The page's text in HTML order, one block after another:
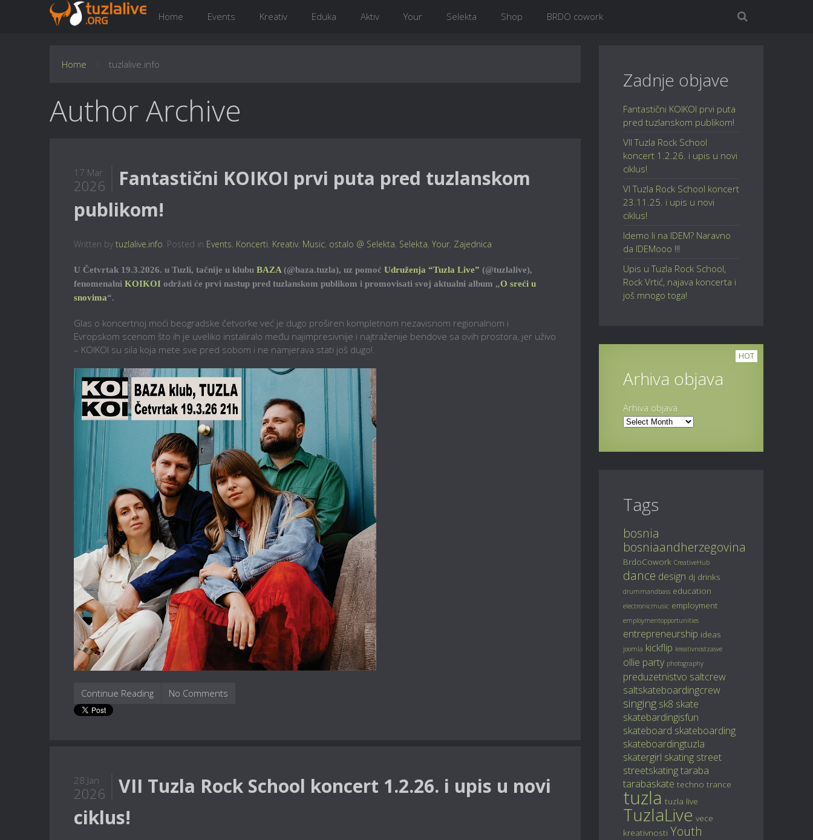
Home Events Kreativ Eduka Aktiv Your Selekta Shop BRDO cowork
Home tuzlalive.info
Author Archive
17 Mar
2026
Fantastični KOIKOI prvi puta pred tuzlanskom
publikom!
Written by tuzlalive.info. Posted in Events, Koncerti, Kreativ, Music, ostalo @ Selekta, Selekta, Your, Zajednica
U Četvrtak 19.3.2026. u Tuzli, tačnije u klubu BAZA (@baza.tuzla), uz pomoć Udruženja “Tuzla Live” (@tuzlalive),
fenomenalni KOIKOI održati će prvi nastup pred tuzlanskom publikom i promovisati svoj aktualni album „O sreći u
snovima“.
Glas o koncertnoj moći beogradske četvorke već je dugo proširen kompletnom nezavisnom regionalnom i
Evropskom scenom što ih je uveliko instaliralo među najimpresivnije i najtraženije bendove sa ovih prostora, jer uživo
– KOIKOI su sila koja mete sve pred sobom i ne namjerava stati još dugo!.
Continue Reading No Comments
28 Jan
2026
VII Tuzla Rock School koncert 1.2.26. i upis u novi
ciklus!
Zadnje objave
Fantastični KOIKOI prvi puta
pred tuzlanskom publikom!
VII Tuzla Rock School
koncert 1.2.26. i upis u novi
ciklus!
VI Tuzla Rock School koncert
23.11.25. i upis u novi
ciklus!
Idemo li na IDEM? Naravno
da IDEMooo !!!
Upis u Tuzla Rock School,
Rock Vrtić, najava koncerta i
još mnogo toga!
HOT
Arhiva objava
Arhiva objava
Tags
bosnia
bosniaandherzegovina
BrdoCowork CreativeHub
dance design dj drinks
drummandbass education
electronicmusic employment
employmentopportunities
entrepreneurship ideas
joomla kickflip kreativnostzasve
ollie party photography
preduzetnistvo saltcrew
saltskateboardingcrew
singing sk8 skate
skatebardingisfun
skateboard skateboarding
skateboardingtuzla
skatergirl skating street
streetskating taraba
tarabaskate techno trance
tuzla tuzla live
TuzlaLive vece
kreativnosti Youth